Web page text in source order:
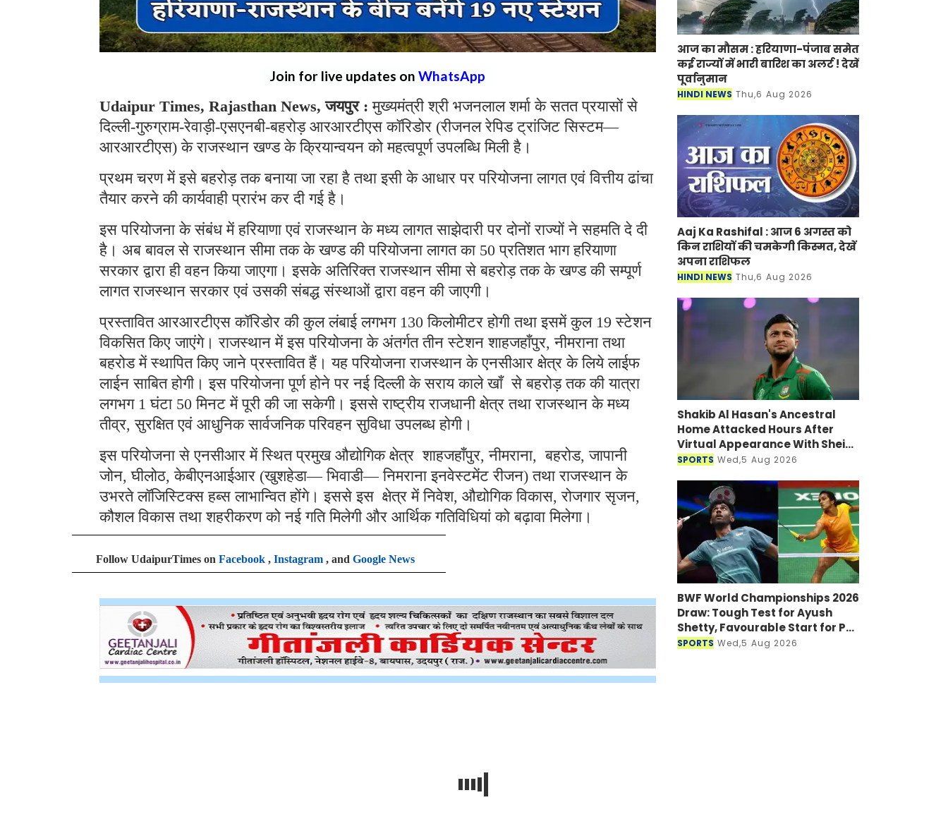
Join for live updates on WhatsApp
Udaipur Times, Rajasthan News, जयपुर : मुख्यमंत्री श्री भजनलाल शर्मा के सतत प्रयासों से
दिल्ली-गुरुग्राम-रेवाड़ी-एसएनबी-बहरोड़ आरआरटीएस कॉरिडोर (रीजनल रेपिड ट्रांजिट सिस्टम—
आरआरटीएस) के राजस्थान खण्ड के क्रियान्वयन को महत्वपूर्ण उपलब्धि मिली है।
प्रथम चरण में इसे बहरोड़ तक बनाया जा रहा है तथा इसी के आधार पर परियोजना लागत एवं वित्तीय ढांचा
तैयार करने की कार्यवाही प्रारंभ कर दी गई है।
इस परियोजना के संबंध में हरियाणा एवं राजस्थान के मध्य लागत साझेदारी पर दोनों राज्यों ने सहमति दे दी
है। अब बावल से राजस्थान सीमा तक के खण्ड की परियोजना लागत का 50 प्रतिशत भाग हरियाणा
सरकार द्वारा ही वहन किया जाएगा। इसके अतिरिक्त राजस्थान सीमा से बहरोड़ तक के खण्ड की सम्पूर्ण
लागत राजस्थान सरकार एवं उसकी संबद्ध संस्थाओं द्वारा वहन की जाएगी।
प्रस्तावित आरआरटीएस कॉरिडोर की कुल लंबाई लगभग 130 किलोमीटर होगी तथा इसमें कुल 19 स्टेशन
विकसित किए जाएंगे। राजस्थान में इस परियोजना के अंतर्गत तीन स्टेशन शाहजहाँपुर, नीमराना तथा
बहरोड में स्थापित किए जाने प्रस्तावित हैं। यह परियोजना राजस्थान के एनसीआर क्षेत्र के लिये लाईफ
लाईन साबित होगी। इस परियोजना पूर्ण होने पर नई दिल्ली के सराय काले खाँ से बहरोड़ तक की यात्रा
लगभग 1 घंटा 50 मिनट में पूरी की जा सकेगी। इससे राष्ट्रीय राजधानी क्षेत्र तथा राजस्थान के मध्य
तीव्र, सुरक्षित एवं आधुनिक सार्वजनिक परिवहन सुविधा उपलब्ध होगी।
इस परियोजना से एनसीआर में स्थित प्रमुख औद्योगिक क्षेत्र शाहजहाँपुर, नीमराना, बहरोड, जापानी
जोन, घीलोठ, केबीएनआईआर (खुशहेडा— भिवाडी— निमराना इनवेस्टमेंट रीजन) तथा राजस्थान के
उभरते लॉजिस्टिक्स हब्स लाभान्वित होंगे। इससे इस क्षेत्र में निवेश, औद्योगिक विकास, रोजगार सृजन,
कौशल विकास तथा शहरीकरण को नई गति मिलेगी और आर्थिक गतिविधियां को बढ़ावा मिलेगा।
Follow UdaipurTimes on Facebook , Instagram , and Google News
आज का मौसम : हरियाणा-पंजाब समेत
कई राज्यों में भारी बारिश का अलर्ट ! देखें
पूर्वानुमान
HINDI NEWS Thu,6 Aug 2026
Aaj Ka Rashifal : आज 6 अगस्त को
किन राशियों की चमकेगी किस्मत, देखें
अपना राशिफल
HINDI NEWS Thu,6 Aug 2026
Shakib Al Hasan's Ancestral
Home Attacked Hours After
Virtual Appearance With Sheikh
Hasina
SPORTS Wed,5 Aug 2026
BWF World Championships 2026
Draw: Tough Test for Ayush
Shetty, Favourable Start for PV
Sindhu
SPORTS Wed,5 Aug 2026